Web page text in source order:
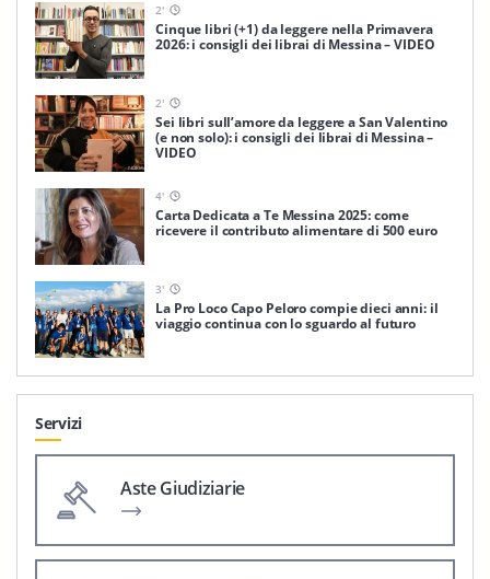
2'
Cinque libri (+1) da leggere nella Primavera
2026: i consigli dei librai di Messina – VIDEO
2'
Sei libri sull’amore da leggere a San Valentino
(e non solo): i consigli dei librai di Messina –
VIDEO
4'
Carta Dedicata a Te Messina 2025: come
ricevere il contributo alimentare di 500 euro
3'
La Pro Loco Capo Peloro compie dieci anni: il
viaggio continua con lo sguardo al futuro
Servizi
Aste Giudiziarie